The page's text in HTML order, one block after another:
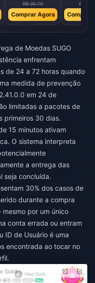
R$ 30.70
Comprar Agora
R$
Comprar
de Moedas SUGO
enfrentam
de 24 a 72 horas quando
medida de prevenção
em 24 de
limitadas a pacotes de
primeiros 30 dias.
15 minutos ativam
O sistema interpreta
a entrega das
seja concluída.
30% dos casos de
durante a compra
por um único
conta errada ou entram
ID de Usuário é uma
encontrada ao tocar no